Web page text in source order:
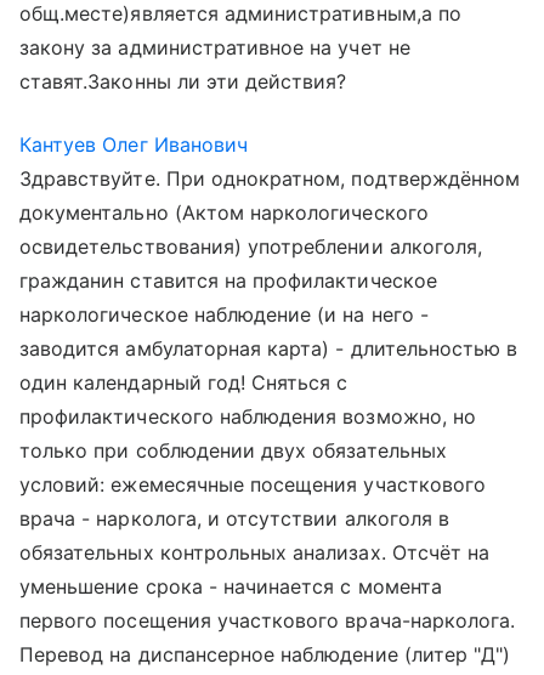
общ.месте)является административным,а по
закону за административное на учет не
ставят.Законны ли эти действия?
Кантуев Олег Иванович
Здравствуйте. При однократном, подтверждённом
документально (Актом наркологического
освидетельствования) употреблении алкоголя,
гражданин ставится на профилактическое
наркологическое наблюдение (и на него -
заводится амбулаторная карта) - длительностью в
один календарный год! Сняться с
профилактического наблюдения возможно, но
только при соблюдении двух обязательных
условий: ежемесячные посещения участкового
врача - нарколога, и отсутствии алкоголя в
обязательных контрольных анализах. Отсчёт на
уменьшение срока - начинается с момента
первого посещения участкового врача-нарколога.
Перевод на диспансерное наблюдение (литер "Д")